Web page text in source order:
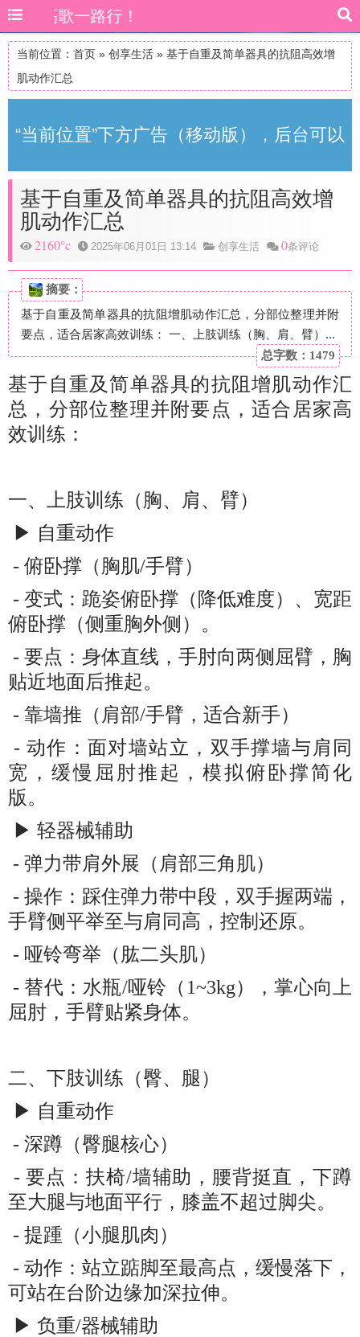
路高歌一路行！
当前位置： 首页 » 创享生活 » 基于自重及简单器具的抗阻高效增
肌动作汇总
“当前位置”下方广告（移动版），后台可以
自由更改
基于自重及简单器具的抗阻高效增
肌动作汇总
2160°c 2025年06月01日 13:14 创享生活 0条评论
摘要：
基于自重及简单器具的抗阻增肌动作汇总，分部位整理并附
要点，适合居家高效训练： 一、上肢训练（胸、肩、臂）...
总字数：1479
基于自重及简单器具的抗阻增肌动作汇
总，分部位整理并附要点，适合居家高
效训练：
一、上肢训练（胸、肩、臂）
▶ 自重动作
- 俯卧撑（胸肌/手臂）
- 变式：跪姿俯卧撑（降低难度）、宽距
俯卧撑（侧重胸外侧）。
- 要点：身体直线，手肘向两侧屈臂，胸
贴近地面后推起。
- 靠墙推（肩部/手臂，适合新手）
- 动作：面对墙站立，双手撑墙与肩同
宽，缓慢屈肘推起，模拟俯卧撑简化
版。
▶ 轻器械辅助
- 弹力带肩外展（肩部三角肌）
- 操作：踩住弹力带中段，双手握两端，
手臂侧平举至与肩同高，控制还原。
- 哑铃弯举（肱二头肌）
- 替代：水瓶/哑铃（1~3kg），掌心向上
屈肘，手臂贴紧身体。
二、下肢训练（臀、腿）
▶ 自重动作
- 深蹲（臀腿核心）
- 要点：扶椅/墙辅助，腰背挺直，下蹲
至大腿与地面平行，膝盖不超过脚尖。
- 提踵（小腿肌肉）
- 动作：站立踮脚至最高点，缓慢落下，
可站在台阶边缘加深拉伸。
▶ 负重/器械辅助